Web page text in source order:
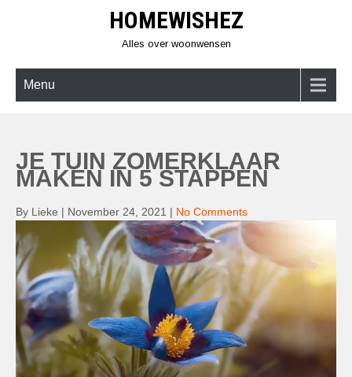
HOMEWISHEZ
Alles over woonwensen
Menu
JE TUIN ZOMERKLAAR
MAKEN IN 5 STAPPEN
By Lieke | November 24, 2021 | No Comments